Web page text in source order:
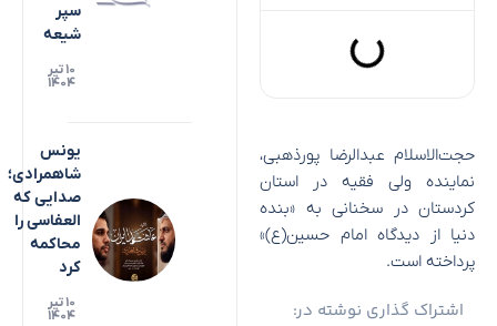
حجت‌الاسلام عبدالرضا پورذهبی،
نماینده ولی فقیه در استان
کردستان در سخنانی به «بنده
دنیا از دیدگاه امام حسین(ع)»
پرداخته است.
اشتراک گذاری نوشته در:
سپر
شیعه
۱۰ تیر
۱۴۰۴
یونس
شاهمرادی؛
صدایی که
العفاسی را
محاکمه
کرد
۱۰ تیر
۱۴۰۴